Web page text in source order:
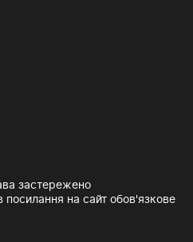
застережено
посилання на сайт обов'язкове